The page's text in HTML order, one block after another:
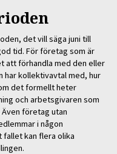
det vill säga juni till
tid. För företag som är
att förhandla med den eller
har kollektivavtal med, hur
det formellt heter
och arbetsgivaren som
företag utan
i någon
fallet kan flera olika